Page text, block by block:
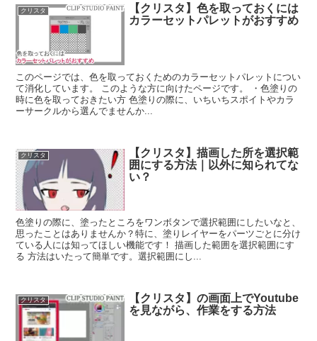
クリスタ
【クリスタ】色を取っておくには
カラーセットパレットがおすすめ
このページでは、色を取っておくためのカラーセットパレットについ
て消化しています。 このような方に向けたページです。 ・色塗りの
時に色を取っておきたい方 色塗りの際に、いちいちスポイトやカラ
ーサークルから選んでませんか...
クリスタ
【クリスタ】描画した所を選択範
囲にする方法｜以外に知られてな
い？
色塗りの際に、塗ったところをワンボタンで選択範囲にしたいなと、
思ったことはありませんか？特に、塗りレイヤーをパーツごとに分け
ている人には知ってほしい機能です！ 描画した範囲を選択範囲にす
る 方法はいたって簡単です。選択範囲にし...
クリスタ
【クリスタ】の画面上でYoutube
を見ながら、作業をする方法